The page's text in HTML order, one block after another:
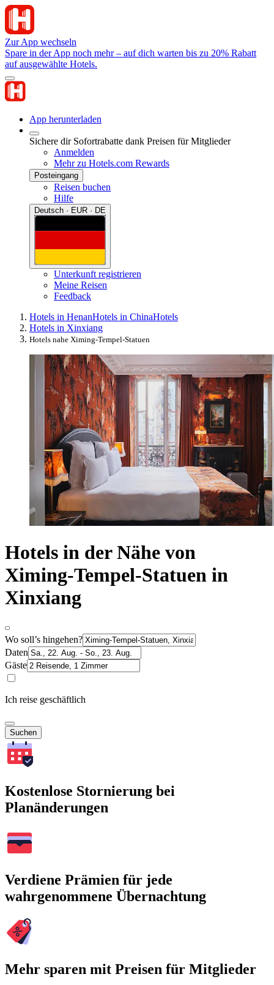
Zur App wechseln
Spare in der App noch mehr – auf dich warten bis zu 20% Rabatt
auf ausgewählte Hotels.
App herunterladen
Sichere dir Sofortrabatte dank Preisen für Mitglieder
Anmelden
Mehr zu Hotels.com Rewards
Posteingang
Reisen buchen
Hilfe
Deutsch · EUR · DE
Unterkunft registrieren
Meine Reisen
Feedback
Hotels in HenanHotels in ChinaHotels
Hotels in Xinxiang
Hotels nahe Ximing-Tempel-Statuen
Hotels in der Nähe von
Ximing-Tempel-Statuen in
Xinxiang
Wo soll’s hingehen?
Daten
Gäste
Ich reise geschäftlich
Suchen
Kostenlose Stornierung bei
Planänderungen
Verdiene Prämien für jede
wahrgenommene Übernachtung
Mehr sparen mit Preisen für Mitglieder